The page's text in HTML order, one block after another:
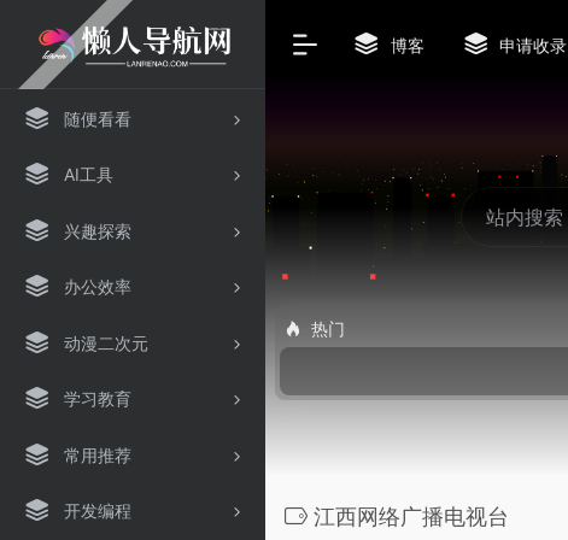
随便看看
AI工具
兴趣探索
办公效率
动漫二次元
学习教育
常用推荐
开发编程
博客 申请收录
热门
江西网络广播电视台